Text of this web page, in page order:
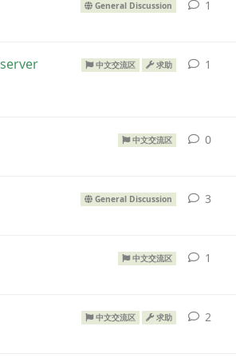
General Discussion 1
中文交流区 求助 1
中文交流区 0
General Discussion 3
中文交流区 1
中文交流区 求助 2